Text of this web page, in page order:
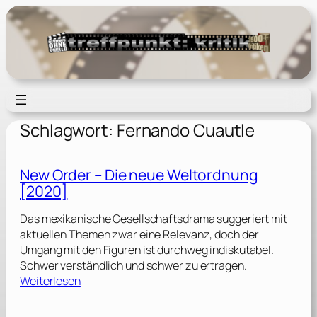
Zum
Inhalt
springen
Schlagwort: Fernando Cuautle
New Order – Die neue Weltordnung
[2020]
Das mexikanische Gesellschaftsdrama suggeriert mit
aktuellen Themen zwar eine Relevanz, doch der
Umgang mit den Figuren ist durchweg indiskutabel.
Schwer verständlich und schwer zu ertragen.
Weiterlesen: